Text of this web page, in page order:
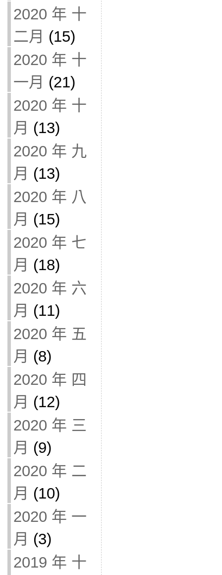
2020 年 十
二月 (15)
2020 年 十
一月 (21)
2020 年 十
月 (13)
2020 年 九
月 (13)
2020 年 八
月 (15)
2020 年 七
月 (18)
2020 年 六
月 (11)
2020 年 五
月 (8)
2020 年 四
月 (12)
2020 年 三
月 (9)
2020 年 二
月 (10)
2020 年 一
月 (3)
2019 年 十